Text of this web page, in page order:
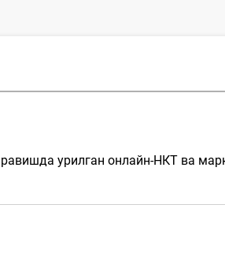
урилган онлайн-НКТ ва